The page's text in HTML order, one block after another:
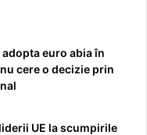
euro abia în
cere o decizie prin
UE la scumpirile